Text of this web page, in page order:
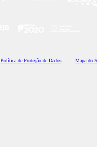
Política de Proteção de Dados Mapa do